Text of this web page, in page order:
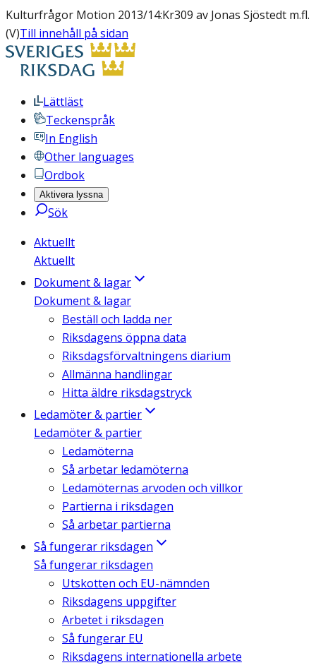
Kulturfrågor Motion 2013/14:Kr309 av Jonas Sjöstedt m.fl.
(V)Till innehåll på sidan
Lättläst
Teckenspråk
In English
Other languages
Ordbok
Aktivera lyssna
Sök
Aktuellt
Aktuellt
Dokument & lagar
Dokument & lagar
Beställ och ladda ner
Riksdagens öppna data
Riksdagsförvaltningens diarium
Allmänna handlingar
Hitta äldre riksdagstryck
Ledamöter & partier
Ledamöter & partier
Ledamöterna
Så arbetar ledamöterna
Ledamöternas arvoden och villkor
Partierna i riksdagen
Så arbetar partierna
Så fungerar riksdagen
Så fungerar riksdagen
Utskotten och EU-nämnden
Riksdagens uppgifter
Arbetet i riksdagen
Så fungerar EU
Riksdagens internationella arbete